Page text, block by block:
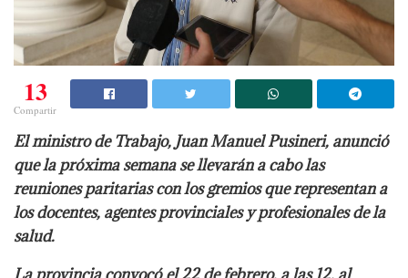
13
Compartir
El ministro de Trabajo, Juan Manuel Pusineri, anunció
que la próxima semana se llevarán a cabo las
reuniones paritarias con los gremios que representan a
los docentes, agentes provinciales y profesionales de la
salud.